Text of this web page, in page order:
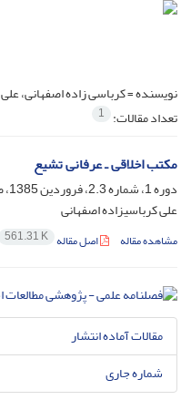
نویسنده =کرباسی زاده اصفهانی، علی
تعداد مقالات: 1
مکتب اخلاقی ـ عرفانی تشیع
دوره 1، شماره 2.3، فروردین 1385، صفحه
علی کرباسی‏زاده اصفهانی
مشاهده مقاله اصل مقاله 561.31 K
مقالات آماده انتشار
شماره جاری